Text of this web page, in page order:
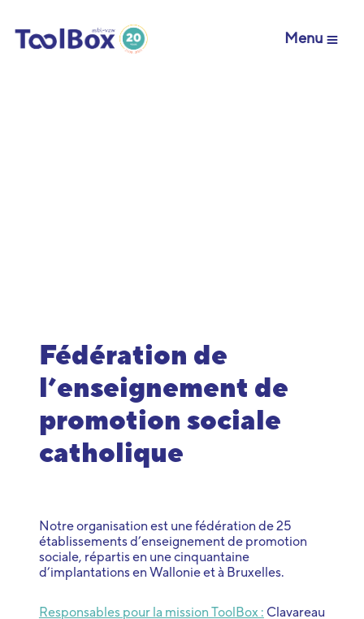
Menu
Fédération de
l’enseignement de
promotion sociale
catholique
Notre organisation est une fédération de 25
établissements d’enseignement de promotion
sociale, répartis en une cinquantaine
d’implantations en Wallonie et à Bruxelles.
Responsables pour la mission ToolBox : Clavareau